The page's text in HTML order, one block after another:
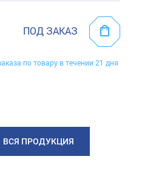
ПОД ЗАКАЗ
по товару в течении 21 дня
ВСЯ ПРОДУКЦИЯ